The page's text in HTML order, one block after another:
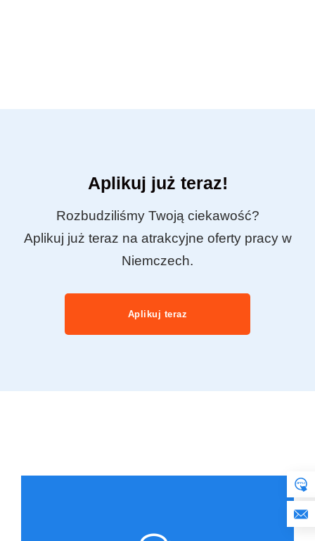
Aplikuj już teraz!
Rozbudziliśmy Twoją ciekawość?
Aplikuj już teraz na atrakcyjne oferty pracy w
Niemczech.
Aplikuj teraz